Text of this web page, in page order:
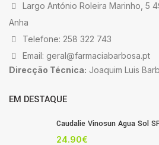
Largo António Roleira Marinho, 5
Anha
Telefone: 258 322 743
Email: geral@farmaciabarbosa.pt
Direcção Técnica: Joaquim Luis
EM DESTAQUE
Caudalie Vinosun Agua Sol
24.90€